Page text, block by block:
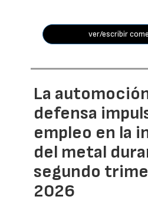
ver/escribir
La
defensa
empleo en la
del metal
segundo
2026